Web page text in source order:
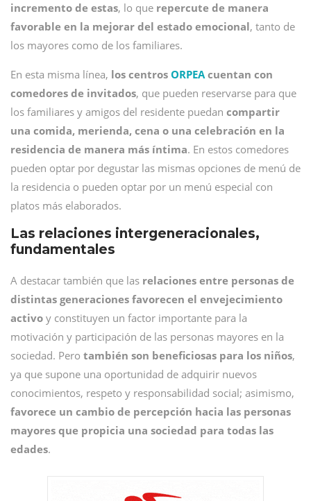
incremento de estas, lo que repercute de manera
favorable en la mejorar del estado emocional, tanto de
los mayores como de los familiares.
En esta misma línea, los centros ORPEAcuentan con
comedores de invitados, que pueden reservarse para que
los familiares y amigos del residente puedan compartir
una comida, merienda, cena o una celebración en la
residencia de manera más íntima. En estos comedores
pueden optar por degustar las mismas opciones de menú de
la residencia o pueden optar por un menú especial con
platos más elaborados.
Las relaciones intergeneracionales,
fundamentales
A destacar también que las relaciones entre personas de
distintas generaciones favorecen el envejecimiento
activo y constituyen un factor importante para la
motivación y participación de las personas mayores en la
sociedad. Pero también son beneficiosas para los niños,
ya que supone una oportunidad de adquirir nuevos
conocimientos, respeto y responsabilidad social; asimismo,
favorece un cambio de percepción hacia las personas
mayores que propicia una sociedad para todas las
edades.